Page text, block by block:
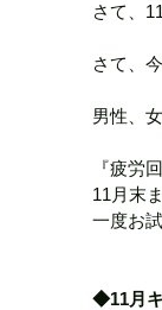
夏の肌疲れに
さて、
さて、
男性、
『疲労
11月末
一度お
◆11月